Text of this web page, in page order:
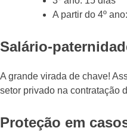
A partir do 4º
Salário-
A grande virada de chave!
setor privado na contratação
Proteção em